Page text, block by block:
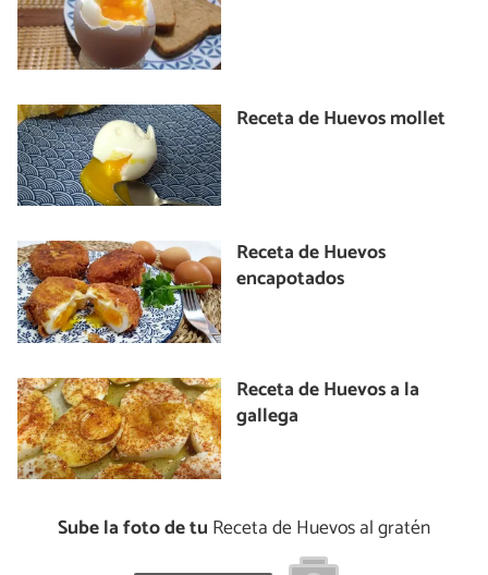
Receta de Huevos mollet
Receta de Huevos
encapotados
Receta de Huevos a la
gallega
Sube la foto de tu Receta de Huevos al gratén